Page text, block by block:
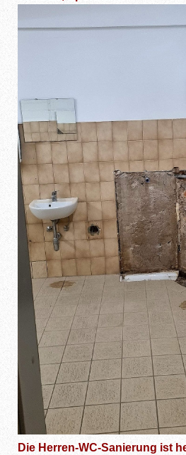
Die Herren-WC-Sanierung ist